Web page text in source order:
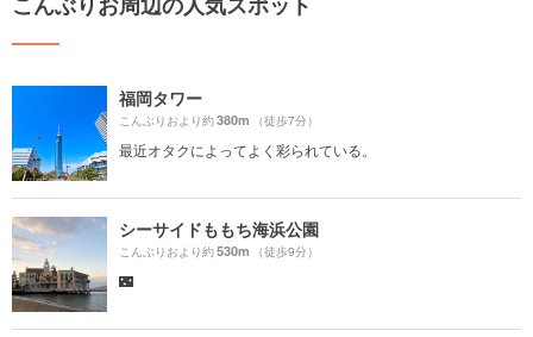
福岡タワー
こんぶりおより約380m （徒歩7分）
最近オタクによってよく彩られている。
シーサイドももち海浜公園
こんぶりおより約530m （徒歩9分）
🌃